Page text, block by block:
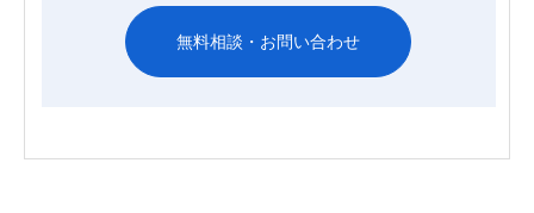
無料相談・お問い合わせ